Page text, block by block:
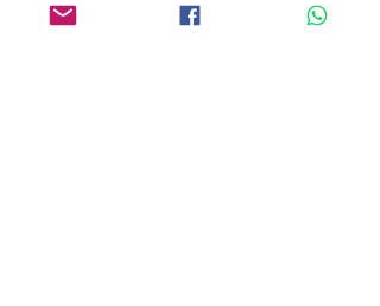
參賽隊伍請以支票方式繳交報名費。